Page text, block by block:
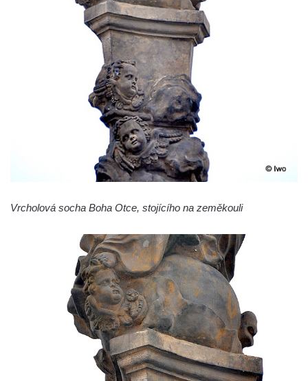
Sloup Panny Marie v Třebenicích
Sloup s kaplicí (boží muka) u kostela
svatého Stanislava v Měrunicích
Sloup Panny Marie v klášteře v Oseku
Sloup s reliéfem Panny Marie v Oseku
Sloup se sochou Piety ve Chlumci
Sloup svatého Prokopa na 2. náměstí v
Sloup s kaplicí (boží muka) v ulici ČSLA v
Sloup svatého Antonína Paduánského u
polní cesty jihovýchodně od Skalice u
České Lípy
Sloup svatého Václava na Václavském
náměstí v Lovosicích
Sloup svatého Jana Nepomuckého v
Žibřidicích
Sloup svatého Jana Nepomuckého v
Vrcholová socha Boha Otce, stojícího na zeměkouli